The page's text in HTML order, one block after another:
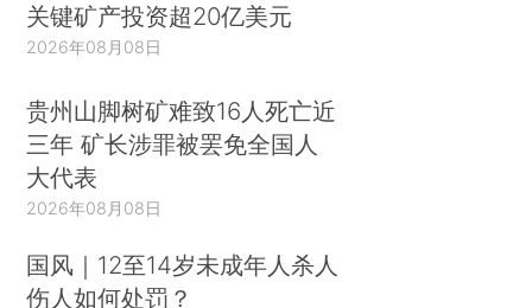
关键矿产投资超20亿美元
2026年08月08日
贵州山脚树矿难致16人死亡近
三年 矿长涉罪被罢免全国人
大代表
2026年08月08日
国风｜12至14岁未成年人杀人
伤人如何处罚？